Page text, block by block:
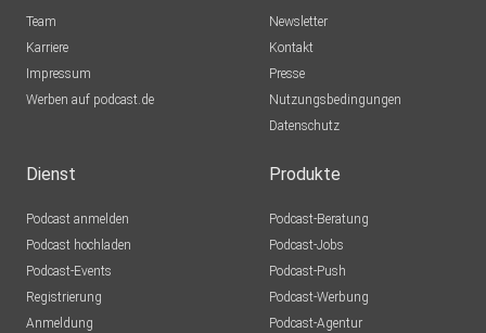
Team
Karriere
Impressum
Werben auf podcast.de
Newsletter
Kontakt
Presse
Nutzungsbedingungen
Datenschutz
Dienst
Podcast anmelden
Podcast hochladen
Podcast-Events
Registrierung
Anmeldung
Produkte
Podcast-Beratung
Podcast-Jobs
Podcast-Push
Podcast-Werbung
Podcast-Agentur